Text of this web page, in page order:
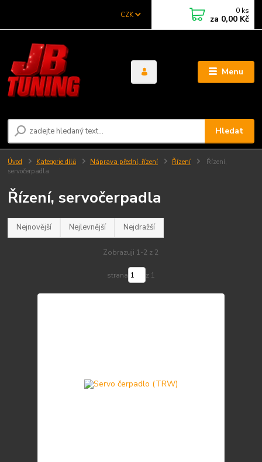
Menu
CZK
Hledat
0 ks
za 0,00 Kč
Úvod Kategorie dílů Náprava přední, řízení Řízení
Řízení,
servočerpadla
Řízení, servočerpadla
Nejnovější Nejlevnější Nejdražší
Zobrazuji 1-2 z 2
strana z 1